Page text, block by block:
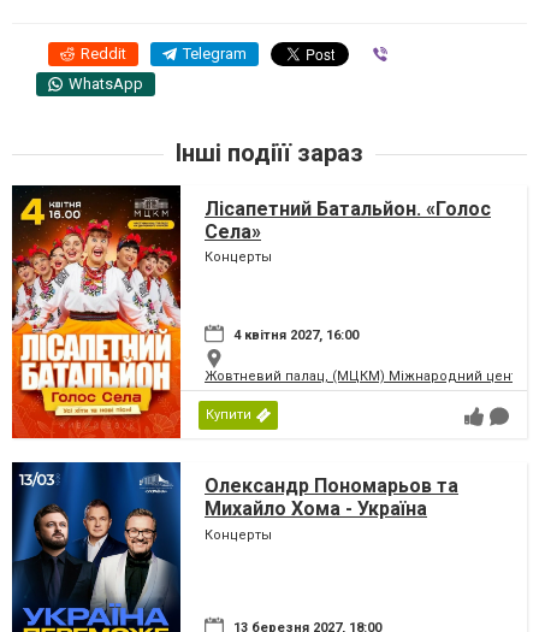
Reddit Telegram
WhatsApp
Інші подіїї зараз
Лісапетний Батальйон. «Голос
Села»
Концерты
4 квітня 2027, 16:00
Жовтневий палац, (МЦКМ) Міжнародний центр
Купити
Олександр Пономарьов та
Михайло Хома - Україна
Переможе!
Концерты
13 березня 2027, 18:00